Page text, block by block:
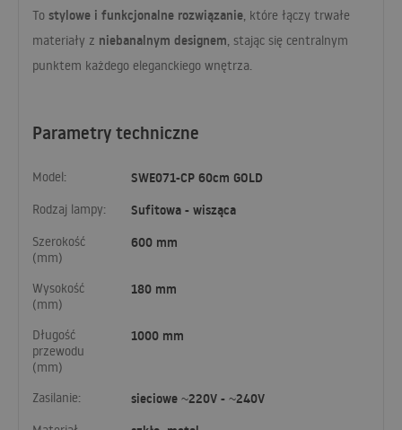
Parametry techniczne
Model: SWE071-CP 60cm GOLD
Rodzaj lampy: Sufitowa - wisząca
Szerokość
(mm)
600 mm
Wysokość
(mm)
180 mm
Długość
przewodu
(mm)
1000 mm
Zasilanie: sieciowe ~220V - ~240V
To stylowe i funkcjonalne rozwiązanie, które łączy trwałe
materiały z niebanalnym designem, stając się centralnym
punktem każdego eleganckiego wnętrza.